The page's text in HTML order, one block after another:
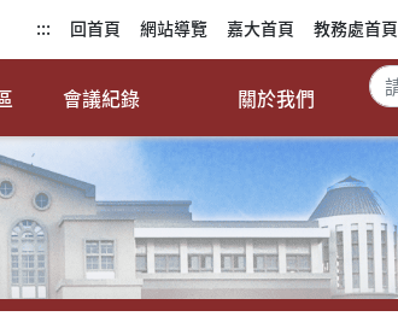
::: 回首頁 網站導覽 嘉大首頁 教務處首頁
會議紀錄 關於我們